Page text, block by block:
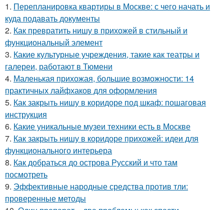
1. Перепланировка квартиры в Москве: с чего начать и
куда подавать документы
2. Как превратить нишу в прихожей в стильный и
функциональный элемент
3. Какие культурные учреждения, такие как театры и
галереи, работают в Тюмени
4. Маленькая прихожая, большие возможности: 14
практичных лайфхаков для оформления
5. Как закрыть нишу в коридоре под шкаф: пошаговая
инструкция
6. Какие уникальные музеи техники есть в Москве
7. Как закрыть нишу в коридоре прихожей: идеи для
функционального интерьера
8. Как добраться до острова Русский и что там
посмотреть
9. Эффективные народные средства против тли:
проверенные методы